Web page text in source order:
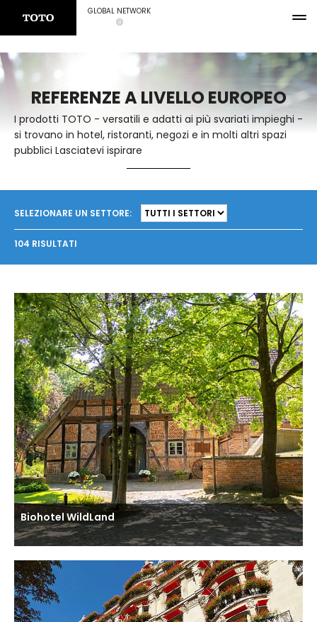
GLOBAL NETWORK
REFERENZE A LIVELLO EUROPEO
I prodotti TOTO - versatili e adatti ai più svariati impieghi -
si trovano in hotel, ristoranti, negozi e in molti altri spazi
pubblici Lasciatevi ispirare
SELEZIONARE UN SETTORE:
104 RISULTATI
Biohotel WildLand